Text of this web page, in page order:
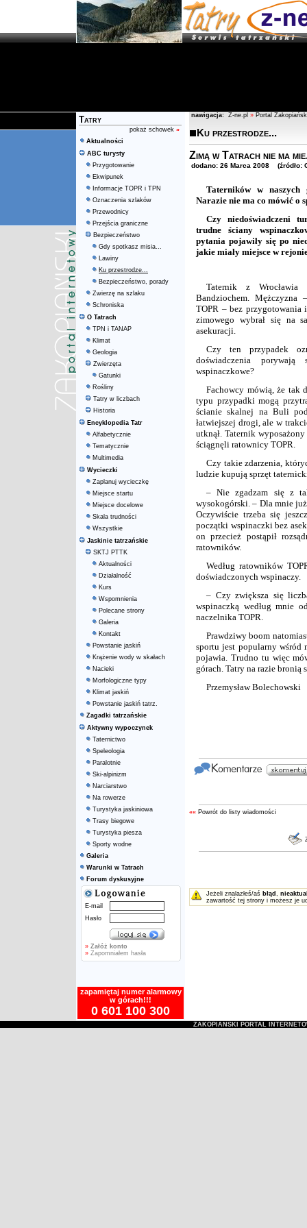
Tatry
pokaż schowek »
Aktualności
ABC turysty
Przygotowanie
Ekwipunek
Informacje TOPR i TPN
Oznaczenia szlaków
Przewodnicy
Przejścia graniczne
Bezpieczeństwo
Gdy spotkasz misia...
Lawiny
Ku przestrodze...
Bezpieczeństwo, porady
Zwierzę na szlaku
Schroniska
O Tatrach
TPN i TANAP
Klimat
Geologia
Zwierzęta
Gatunki
Rośliny
Tatry w liczbach
Historia
Encyklopedia Tatr
Alfabetycznie
Tematycznie
Multimedia
Wycieczki
Zaplanuj wycieczkę
Miejsce startu
Miejsce docelowe
Skala trudności
Wszystkie
Jaskinie tatrzańskie
SKTJ PTTK
Aktualności
Działalność
Kurs
Wspomnienia
Polecane strony
Galeria
Kontakt
Powstanie jaskiń
Krążenie wody w skałach
Nacieki
Morfologiczne typy
Klimat jaskiń
Powstanie jaskiń tatrz.
Zagadki tatrzańskie
Aktywny wypoczynek
Taternictwo
Speleologia
Paralotnie
Ski-alpinizm
Narciarstwo
Na rowerze
Turystyka jaskiniowa
Trasy biegowe
Turystyka piesza
Sporty wodne
Galeria
Warunki w Tatrach
Forum dyskusyjne
E-mail
Hasło
» Załóż konto
»Zapomniałem hasła
zapamiętaj numer alarmowy
w górach!!!
0 601 100 300
nawigacja: Z-ne.pl » Portal
Ku przestrodze...
Zimą w Tatrach nie ma
dodano: 26 Marca 2008 (źródło:
Taterników w naszych
Narazie nie ma co mówić o
Czy niedoświadczeni
trudne ściany
pytania pojawiły się po
jakie miały miejsce w
Taternik z
Bandziochem.
TOPR – bez przygotowania
zimowego wybrał się na
asekuracji.
Czy ten przypadek
doświadczenia
wspinaczkowe?
Fachowcy mówią, że tak
typu przypadki mogą
ścianie skalnej na Buli
łatwiejszej drogi, ale w
utknął. Taternik
ściągnęli ratownicy TOPR.
Czy takie zdarzenia,
ludzie kupują sprzęt
– Nie zgadzam się z
wysokogórski. – Dla mnie
Oczywiście trzeba się
początki wspinaczki bez
on przecież postąpił
ratowników.
Według ratowników
doświadczonych wspinaczy.
– Czy zwiększa się
wspinaczką według mnie
naczelnika TOPR.
Prawdziwy boom
sportu jest popularny wśród
pojawia. Trudno tu więc
górach. Tatry na razie bronią
Przemysław Bolechowski
«« Powrót do listy wiadomości
Jeżeli znalazłeś/aś błąd ,
zawartość tej strony i możesz je
ZAKOPIAŃSKI PORTAL